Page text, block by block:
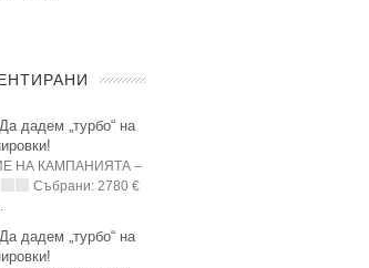
Да дадем „турбо“ на
НА КАМПАНИЯТА –
Събрани: 2780 €
Да дадем „турбо“ на